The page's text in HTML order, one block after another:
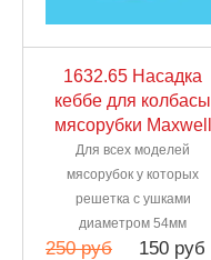
1632.65 Насадка
кеббе для колбасы
мясорубки Maxwell
Для всех моделей
мясорубок у которых
решетка с ушками
диаметром 54мм
250 руб 150 руб